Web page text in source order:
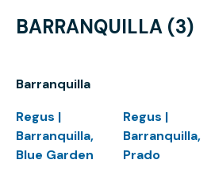
BARRANQUILLA (3)
Barranquilla
Regus |
Barranquilla,
Blue Garden
Regus |
Barranquilla,
Prado